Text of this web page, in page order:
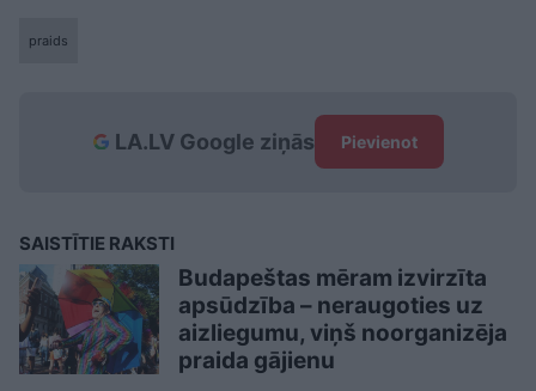
praids
LA.LV Google ziņās Pievienot
SAISTĪTIE RAKSTI
Budapeštas mēram izvirzīta
apsūdzība – neraugoties uz
aizliegumu, viņš noorganizēja
praida gājienu